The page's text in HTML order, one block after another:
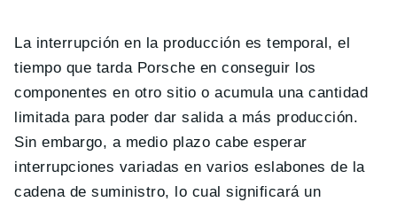
La interrupción en la producción es temporal, el
tiempo que tarda Porsche en conseguir los
componentes en otro sitio o acumula una cantidad
limitada para poder dar salida a más producción.
Sin embargo, a medio plazo cabe esperar
interrupciones variadas en varios eslabones de la
cadena de suministro, lo cual significará un